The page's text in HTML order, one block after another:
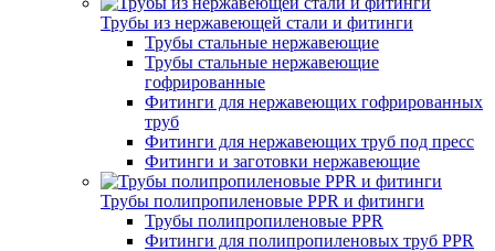
Трубы из нержавеющей стали и фитинги
Трубы стальные нержавеющие
Трубы стальные нержавеющие
гофрированные
Фитинги для нержавеющих гофрированных
труб
Фитинги для нержавеющих труб под пресс
Фитинги и заготовки нержавеющие
Трубы полипропиленовые PPR и фитинги
Трубы полипропиленовые PPR
Фитинги для полипропиленовых труб PPR